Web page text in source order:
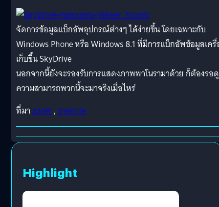
จัดการข้อมูลแบ็กอัพอุปกรณ์ต่างๆ ได้ง่ายขึ้น โดยเฉพาะกับ
Windows Phone หรือ Windows 8.1 ที่มีการแบ็กอัพข้อมูลเครื่
เก็บขึ้น SkyDrive
นอกจากนี้ยังจะรองรับการแสดงภาพพาโนรามาด้วย ก็ต้องรอ
ความสามารถพวกนี้จะมาจริงเมื่อไหร่
ที่มาzdnet, liveside
Highlight